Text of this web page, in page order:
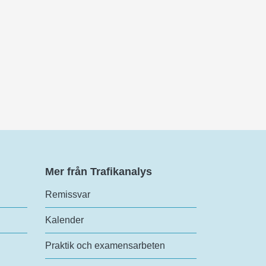
Mer från Trafikanalys
Remissvar
Kalender
Praktik och examensarbeten